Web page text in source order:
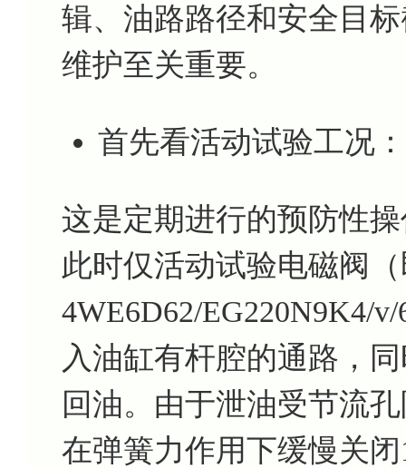
辑、油路路径和安全目
维护至关重要。
首先看活动试验工况：
这是定期进行的预防性
此时仅活动试验电磁阀
4WE6D62/EG220N9K4/
入油缸有杆腔的通路，
回油。由于泄油受节流
在弹簧力作用下缓慢关